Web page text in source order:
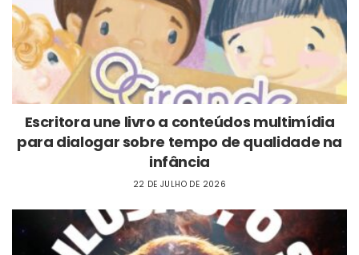
Escritora une livro a conteúdos multimídia
para dialogar sobre tempo de qualidade na
infância
22 DE JULHO DE 2026